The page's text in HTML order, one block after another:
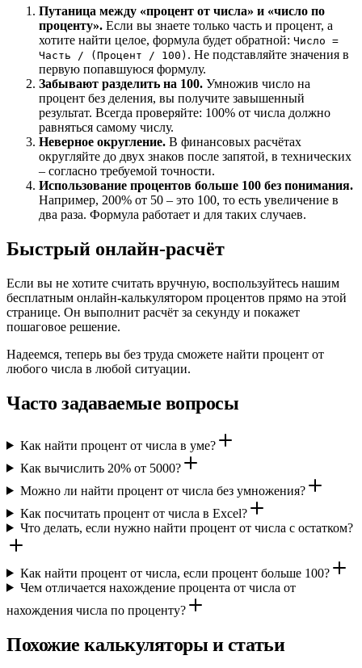
Путаница между «процент от числа» и «число по
проценту». Если вы знаете только часть и процент, а
хотите найти целое, формула будет обратной: Число =
Часть / (Процент / 100) . Не подставляйте значения в
первую попавшуюся формулу.
Забывают разделить на 100. Умножив число на
процент без деления, вы получите завышенный
результат. Всегда проверяйте: 100% от числа должно
равняться самому числу.
Неверное округление. В финансовых расчётах
округляйте до двух знаков после запятой, в технических
– согласно требуемой точности.
Использование процентов больше 100 без понимания.
Например, 200% от 50 – это 100, то есть увеличение в
два раза. Формула работает и для таких случаев.
Быстрый онлайн-расчёт
Если вы не хотите считать вручную, воспользуйтесь нашим
бесплатным онлайн-калькулятором процентов прямо на этой
странице. Он выполнит расчёт за секунду и покажет
пошаговое решение.
Надеемся, теперь вы без труда сможете найти процент от
любого числа в любой ситуации.
Часто задаваемые вопросы
Как найти процент от числа в уме?
Как вычислить 20% от 5000?
Можно ли найти процент от числа без умножения?
Как посчитать процент от числа в Excel?
Что делать, если нужно найти процент от числа с остатком?
Как найти процент от числа, если процент больше 100?
Чем отличается нахождение процента от числа от
нахождения числа по проценту?
Похожие калькуляторы и статьи